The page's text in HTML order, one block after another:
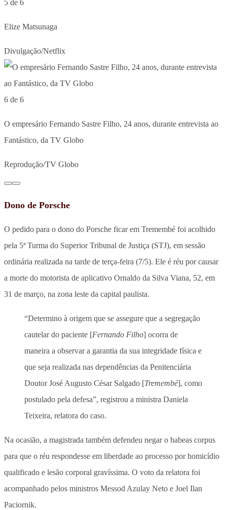
5 de 6
Elize Matsunaga
Divulgação/Netflix
6 de 6
O empresário Fernando Sastre Filho, 24 anos, durante entrevista ao
Fantástico, da TV Globo
Reprodução/TV Globo
Dono de Porsche
O pedido para o dono do Porsche ficar em Tremembé foi acolhido
pela 5ª Turma do Superior Tribunal de Justiça (STJ), em sessão
ordinária realizada na tarde de terça-feira (7/5). Ele é réu por causar
a morte do motorista de aplicativo Ornaldo da Silva Viana, 52, em
31 de março, na zona leste da capital paulista.
“Determino à origem que se assegure que a segregação
cautelar do paciente [Fernando Filho] ocorra de
maneira a observar a garantia da sua integridade física e
que seja realizada nas dependências da Penitenciária
Doutor José Augusto César Salgado [Tremembé], como
postulado pela defesa”, registrou a ministra Daniela
Teixeira, relatora do caso.
Na ocasião, a magistrada também defendeu negar o habeas corpus
para que o réu respondesse em liberdade ao processo por homicídio
qualificado e lesão corporal gravíssima. O voto da relatora foi
acompanhado pelos ministros Messod Azulay Neto e Joel Ilan
Paciornik.